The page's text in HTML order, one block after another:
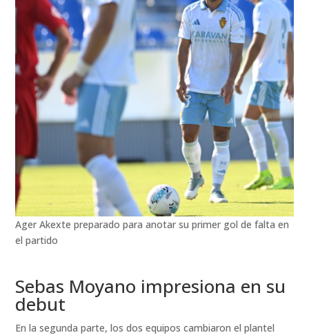
Ager Akexte preparado para anotar su primer gol de falta en
el partido
Sebas Moyano impresiona en su
debut
En la segunda parte, los dos equipos cambiaron el plantel